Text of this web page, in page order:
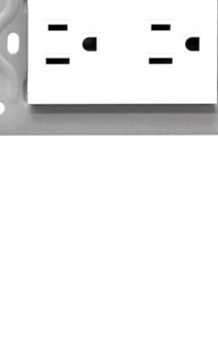
Papelería
Tecnología
Todas las categorías